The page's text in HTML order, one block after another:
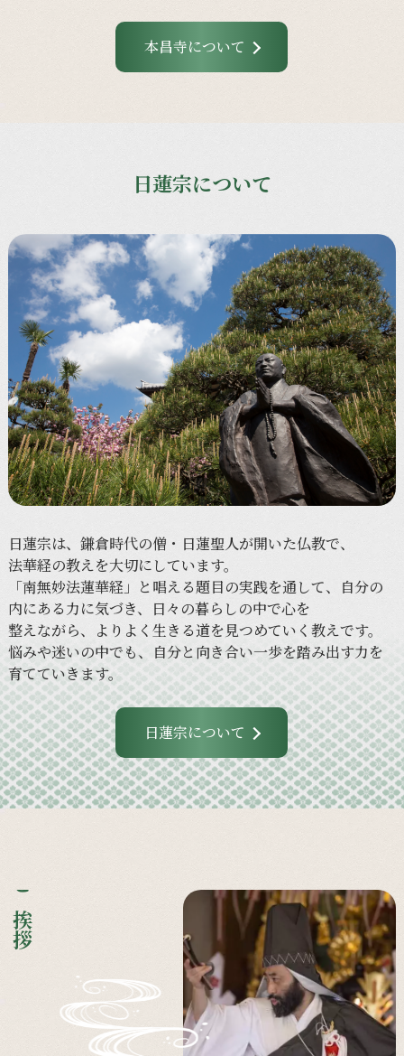
本昌寺について
日蓮宗について
日蓮宗は、 鎌倉時代の僧・日蓮聖人が開いた仏教で、
法華経の教えを大切にしています。
「南無妙法蓮華経」と唱える題目の実践を通して、
自分の
内にある力に気づき、 日々の暮らしの中で心を
整えながら、
より よく 生きる道を見つめていく 教えです。
悩みや迷いの中でも、 自分と向き合い一歩を踏み出す力を
育てていきます。
日蓮宗について
ご挨拶